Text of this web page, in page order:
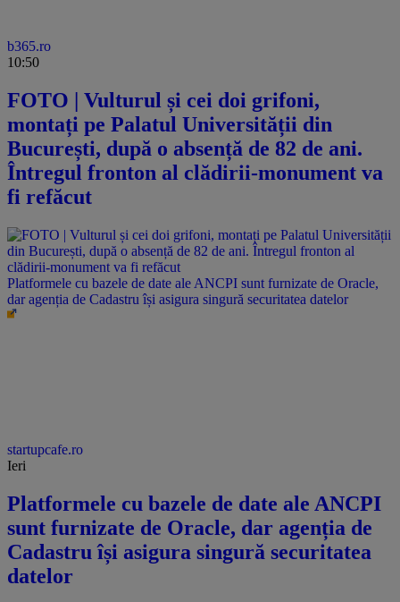
b365.ro
10:50
FOTO | Vulturul și cei doi grifoni,
montați pe Palatul Universității din
București, după o absență de 82 de ani.
Întregul fronton al clădirii-monument va
fi refăcut
Platformele cu bazele de date ale ANCPI sunt furnizate de Oracle,
dar agenția de Cadastru își asigura singură securitatea datelor
startupcafe.ro
Ieri
Platformele cu bazele de date ale ANCPI
sunt furnizate de Oracle, dar agenția de
Cadastru își asigura singură securitatea
datelor